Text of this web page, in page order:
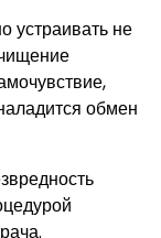
устраивать не
обмен